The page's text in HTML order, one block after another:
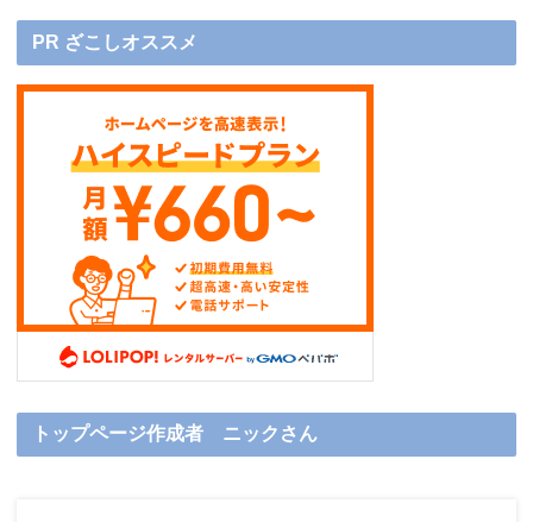
PR ざこしオススメ
トップページ作成者 ニックさん